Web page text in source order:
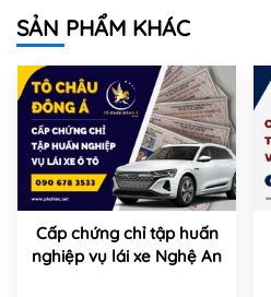
SẢN PHẨM KHÁC
Cấp chứng chỉ tập huấn
nghiệp vụ lái xe Nghệ An